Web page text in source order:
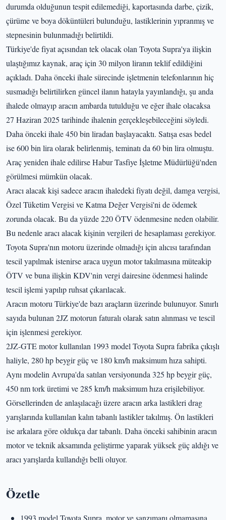
durumda olduğunun tespit edilemediği, kaportasında darbe, çizik,
çürüme ve boya döküntüleri bulunduğu, lastiklerinin yıpranmış ve
stepnesinin bulunmadığı belirtildi.
Türkiye'de fiyat açısından tek olacak olan Toyota Supra'ya ilişkin
ulaştığımız kaynak, araç için 30 milyon liranın teklif edildiğini
açıkladı. Daha önceki ihale sürecinde işletmenin telefonlarının hiç
susmadığı belirtilirken güncel ilanın hatayla yayınlandığı, şu anda
ihalede olmayıp aracın ambarda tutulduğu ve eğer ihale olacaksa
27 Haziran 2025 tarihinde ihalenin gerçekleşebileceğini söyledi.
Daha önceki ihale 450 bin liradan başlayacaktı. Satışa esas bedel
ise 600 bin lira olarak belirlenmiş, teminatı da 60 bin lira olmuştu.
Araç yeniden ihale edilirse Habur Tasfiye İşletme Müdürlüğü'nden
görülmesi mümkün olacak.
Aracı alacak kişi sadece aracın ihaledeki fiyatı değil, damga vergisi,
Özel Tüketim Vergisi ve Katma Değer Vergisi'ni de ödemek
zorunda olacak. Bu da yüzde 220 ÖTV ödenmesine neden olabilir.
Bu nedenle aracı alacak kişinin vergileri de hesaplaması gerekiyor.
Toyota Supra'nın motoru üzerinde olmadığı için alıcısı tarafından
tescil yapılmak istenirse araca uygun motor takılmasına müteakip
ÖTV ve buna ilişkin KDV'nin vergi dairesine ödenmesi halinde
tescil işlemi yapılıp ruhsat çıkarılacak.
Aracın motoru Türkiye'de bazı araçların üzerinde bulunuyor. Sınırlı
sayıda bulunan 2JZ motorun faturalı olarak satın alınması ve tescil
için işlenmesi gerekiyor.
2JZ-GTE motor kullanılan 1993 model Toyota Supra fabrika çıkışlı
haliyle, 280 hp beygir güç ve 180 km/h maksimum hıza sahipti.
Aynı modelin Avrupa'da satılan versiyonunda 325 hp beygir güç,
450 nm tork üretimi ve 285 km/h maksimum hıza erişilebiliyor.
Görsellerinden de anlaşılacağı üzere aracın arka lastikleri drag
yarışlarında kullanılan kalın tabanlı lastikler takılmış. Ön lastikleri
ise arkalara göre oldukça dar tabanlı. Daha önceki sahibinin aracın
motor ve teknik aksamında geliştirme yaparak yüksek güç aldığı ve
aracı yarışlarda kullandığı belli oluyor.
Özetle
1993 model Toyota Supra, motor ve şanzımanı olmamasına